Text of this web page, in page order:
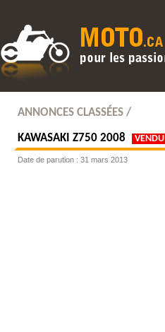
ANNONCES CLASSÉES /
KAWASAKI Z750 2008 VENDU
Date de parution : 31 mars 2013